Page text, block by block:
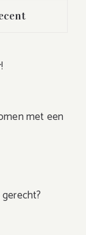
met een